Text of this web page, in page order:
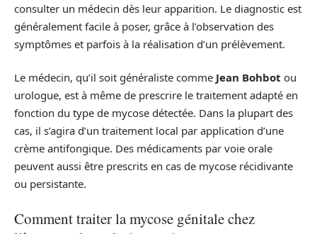
consulter un médecin dès leur apparition. Le diagnostic est
généralement facile à poser, grâce à l’observation des
symptômes et parfois à la réalisation d’un prélèvement.
Le médecin, qu’il soit généraliste comme Jean Bohbot ou
urologue, est à même de prescrire le traitement adapté en
fonction du type de mycose détectée. Dans la plupart des
cas, il s’agira d’un traitement local par application d’une
crème antifongique. Des médicaments par voie orale
peuvent aussi être prescrits en cas de mycose récidivante
ou persistante.
Comment traiter la mycose génitale chez